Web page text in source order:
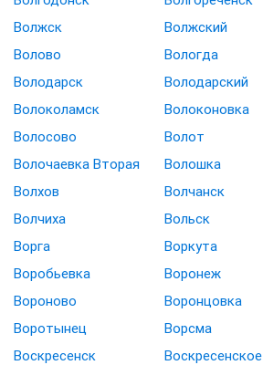
Волжск
Волжский
Волово
Вологда
Володарск
Володарский
Волоколамск
Волоконовка
Волосово
Волот
Волочаевка Вторая
Волошка
Волхов
Волчанск
Волчиха
Вольск
Ворга
Воркута
Воробьевка
Воронеж
Вороново
Воронцовка
Воротынец
Ворсма
Воскресенск
Воскресенское